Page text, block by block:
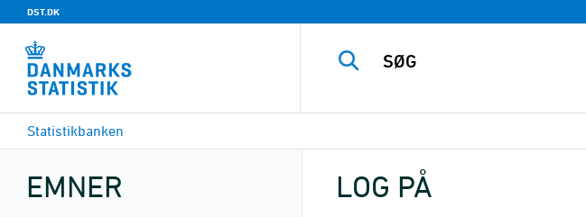
DST.DK
Statistikbanken
EMNER LOG PÅ